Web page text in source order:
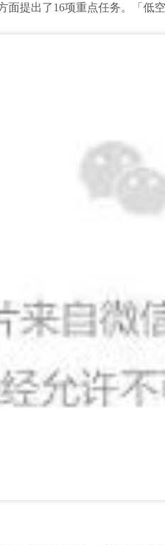
提出了16项重点任务。
「低